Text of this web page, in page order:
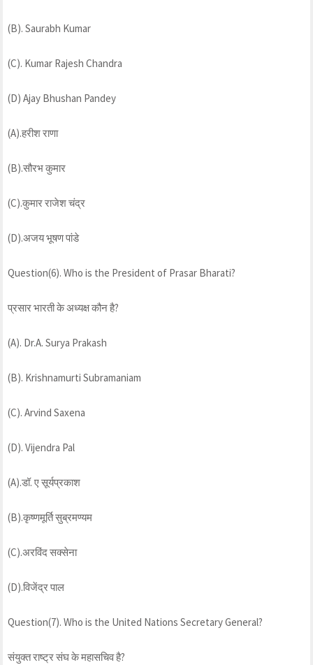
(B). Saurabh Kumar
(C). Kumar Rajesh Chandra
(D) Ajay Bhushan Pandey
(A).हरीश राणा
(B).सौरभ कुमार
(C).कुमार राजेश चंद्र
(D).अजय भूषण पांडे
Question(6). Who is the President of Prasar Bharati?
प्रसार भारती के अध्यक्ष कौन है?
(A). Dr.A. Surya Prakash
(B). Krishnamurti Subramaniam
(C). Arvind Saxena
(D). Vijendra Pal
(A).डॉ. ए सूर्यप्रकाश
(B).कृष्णमूर्ति सुब्रमण्यम
(C).अरविंद सक्सेना
(D).विजेंद्र पाल
Question(7). Who is the United Nations Secretary General?
संयुक्त राष्ट्र संघ के महासचिव है?